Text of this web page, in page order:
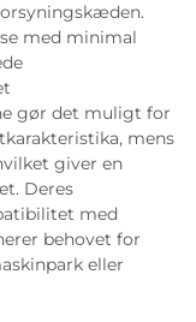
med minimal
gør det muligt for
mens
giver en
Deres
med
behovet for
eller